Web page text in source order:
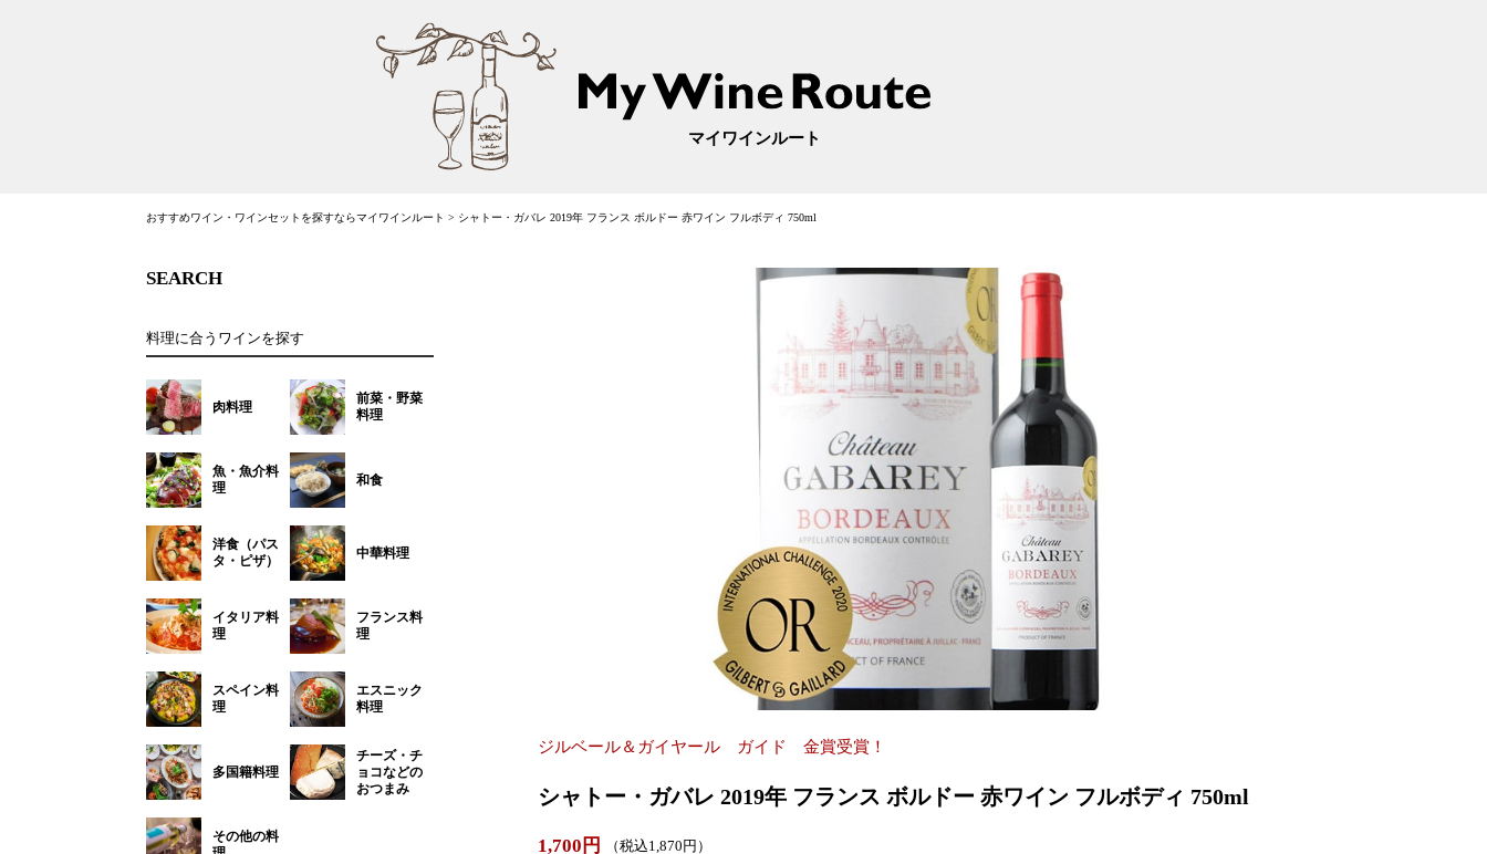
マイワインルート
おすすめワイン・ワインセットを探すならマイワインルート > シャトー・ガバレ 2019年 フランス ボルドー 赤ワイン フルボディ 750ml
SEARCH
料理に合うワインを探す
肉料理
前菜・野菜
料理
魚・魚介料
理
和食
洋食（パス
タ・ピザ）
中華料理
イタリア料
理
フランス料
理
スペイン料
理
エスニック
料理
多国籍料理
チーズ・チ
ョコなどの
おつまみ
その他の料
ジルベール＆ガイヤール ガイド 金賞受賞！
シャトー・ガバレ 2019年 フランス ボルドー 赤ワイン フルボディ 750ml
1,700円 （税込1,870円）